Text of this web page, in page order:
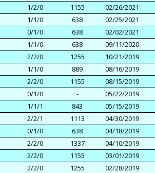
1/2/0 1155
02/26/2021
1/1/0 638
02/25/2021
0/1/0 638
02/02/2021
1/1/0 638
09/11/2020
2/2/0 1255
10/21/2019
1/1/0 889
08/16/2019
2/2/0 1155
08/15/2019
0/1/0 -
05/22/2019
1/1/1 843
05/15/2019
2/2/1 1113
04/30/2019
0/1/0 638
04/18/2019
2/2/0 1337
04/10/2019
2/2/0 1155
03/01/2019
2/2/0 1255
02/28/2019